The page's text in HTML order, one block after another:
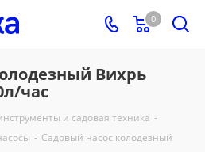
0
Вихрь
час
и садовая техника -
- Садовый насос колодезный